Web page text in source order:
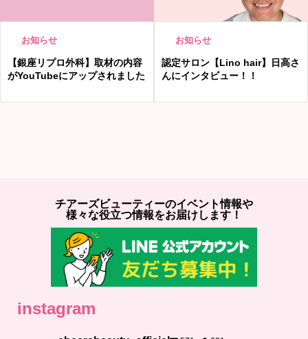
お知らせ
【銀座リプロ外科】取材の内容
がYouTubeにアップされました
お知らせ
認定サロン【Lino hair】日高さ
んにインタビュー！！
チアーズビューティーのイベント情報や
様々な役立つ情報をお届けします！
instagram